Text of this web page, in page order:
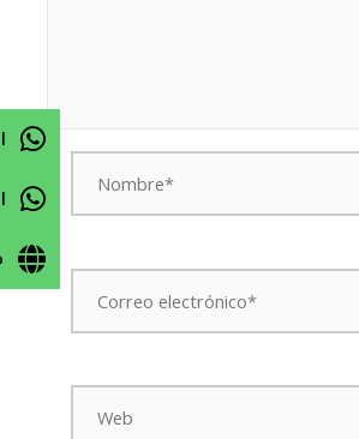
Nombre*
Correo
electrónico*
Web